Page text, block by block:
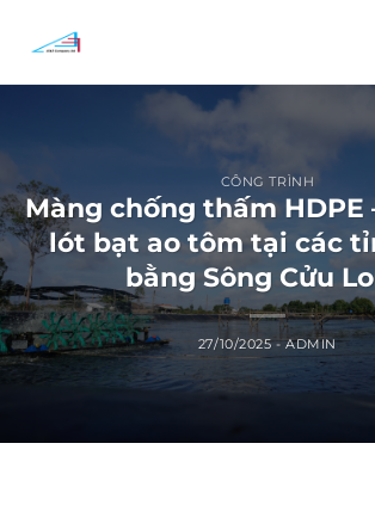
CÔNG TRÌNH
Màng chống thấm HDPE
lót bạt ao tôm tại các
bằng Sông Cửu
27/10/2025-ADMIN